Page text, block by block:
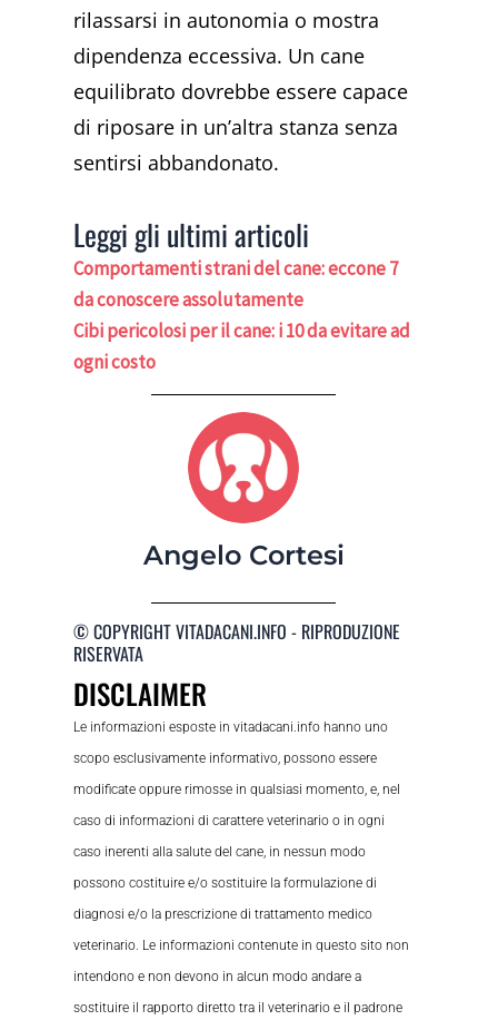
rilassarsi in autonomia o mostra
dipendenza eccessiva. Un cane
equilibrato dovrebbe essere capace
di riposare in un’altra stanza senza
sentirsi abbandonato.
Leggi gli ultimi articoli
Comportamenti strani del cane: eccone 7
da conoscere assolutamente
Cibi pericolosi per il cane: i 10 da evitare ad
ogni costo
Angelo Cortesi
© COPYRIGHT VITADACANI.INFO - RIPRODUZIONE
RISERVATA
DISCLAIMER
Le informazioni esposte in vitadacani.info hanno uno
scopo esclusivamente informativo, possono essere
modificate oppure rimosse in qualsiasi momento, e, nel
caso di informazioni di carattere veterinario o in ogni
caso inerenti alla salute del cane, in nessun modo
possono costituire e/o sostituire la formulazione di
diagnosi e/o la prescrizione di trattamento medico
veterinario. Le informazioni contenute in questo sito non
intendono e non devono in alcun modo andare a
sostituire il rapporto diretto tra il veterinario e il padrone